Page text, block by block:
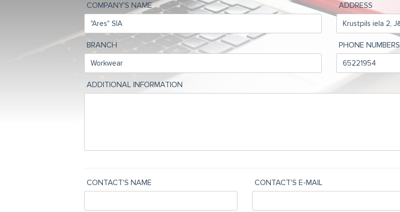
COMPANY'S NAME ADDRESS
BRANCH PHONE NUMBERS
ADDITIONAL INFORMATION
CONTACT'S NAME CONTACT'S E-MAIL